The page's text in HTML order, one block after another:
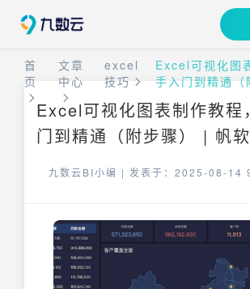
首
页
文章
中心
excel
技巧
Excel可视化图
手入门到精通（
Excel可视化图表制作教程
门到精通（附步骤） | 帆
九数云BI小编 | 发表于：2025-08-14